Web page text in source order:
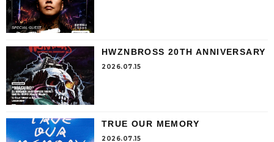
HWZNBROSS 20TH ANNIVERSARY
2026.07.15
TRUE OUR MEMORY
2026.07.15